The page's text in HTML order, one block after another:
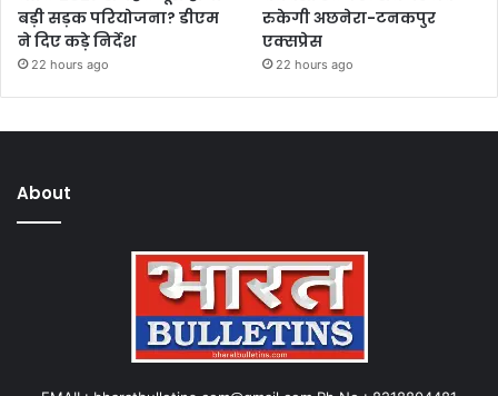
बड़ी सड़क परियोजना? डीएम
ने दिए कड़े निर्देश
22 hours ago
रुकेगी अछनेरा-टनकपुर
एक्सप्रेस
22 hours ago
About